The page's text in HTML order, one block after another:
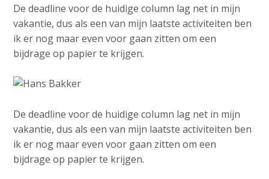
t
o
n
a
v
i
a
t
i
o
m
a
g
De deadline voor de huidige column lag net in mijn
vakantie, dus als een van mijn laatste activiteiten ben
ik er nog maar even voor gaan zitten om een
bijdrage op papier te krijgen.
De deadline voor de huidige column lag net in mijn
vakantie, dus als een van mijn laatste activiteiten ben
ik er nog maar even voor gaan zitten om een
bijdrage op papier te krijgen.
Contactpersoon
Login